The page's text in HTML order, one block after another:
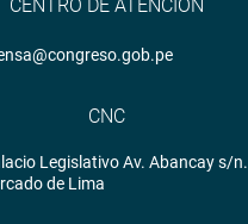
CENTRO DE ATENCIÓN
CNC
Legislativo Av. Abancay s/n.
de Lima